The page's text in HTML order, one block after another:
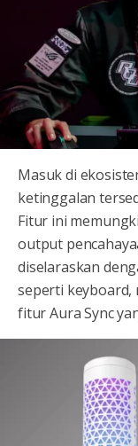
Masuk di
ketinggalan
Fitur ini
output
diselaraskan
seperti keyboard,
fitur Aura Sync